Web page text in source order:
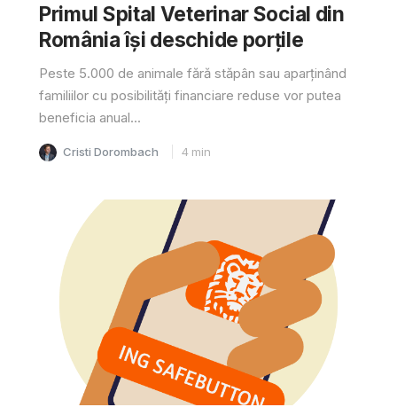
Primul Spital Veterinar Social din
România își deschide porțile
Peste 5.000 de animale fără stăpân sau aparținând
familiilor cu posibilități financiare reduse vor putea
beneficia anual...
Cristi Dorombach 4 min